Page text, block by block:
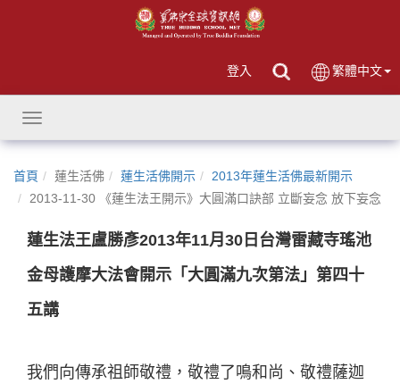
登入 繁體中文
Toggle
navigation
首頁 蓮生活佛 蓮生活佛開示
2013年蓮生活佛最新開示
2013-11-30 《蓮生法王開示》大圓滿口訣部 立斷妄念 放下妄念
蓮生法王盧勝彥2013年11月30日台灣雷藏寺瑤池
金母護摩大法會開示「大圓滿九次第法」第四十
五講
我們向傳承祖師敬禮，敬禮了鳴和尚、敬禮薩迦